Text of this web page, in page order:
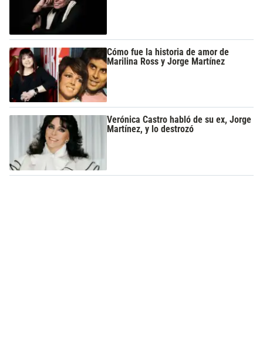
Cómo fue la historia de amor de
Marilina Ross y Jorge Martínez
Verónica Castro habló de su ex, Jorge
Martínez, y lo destrozó